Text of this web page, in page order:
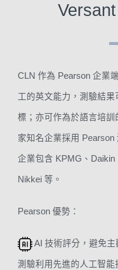
CLN 作為 Pearson 企業
工的英文能力，測驗結
標；亦可作為於語言培
家知名企業採用
企業包含 KPMG、 Daikin
Nikkei 等。
Pearson 優勢：
AI 技術評分，避免
測驗利用先進的人工智能